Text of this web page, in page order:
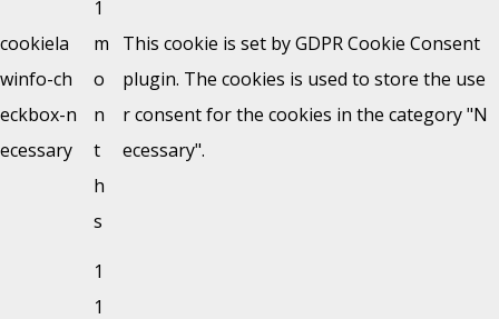
cookiela
winfo-ch
eckbox-n
ecessary
1
m
o
n
t
h
s
This cookie is set by GDPR Cookie Consent
plugin. The cookies is used to store the use
r consent for the cookies in the category "N
ecessary".
1
1